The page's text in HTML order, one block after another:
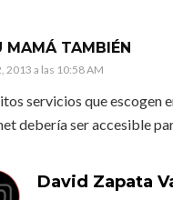
MAMÁ TAMBIÉN
2013 a las 10:58 AM
servicios que escogen
debería ser accesible
David Zapata